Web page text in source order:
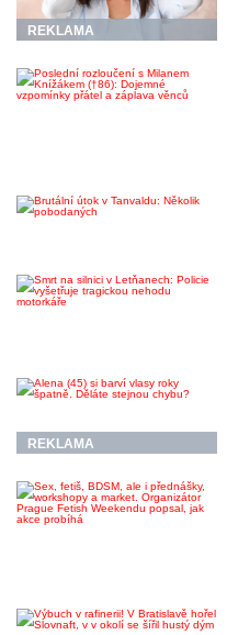
REKLAMA
REKLAMA